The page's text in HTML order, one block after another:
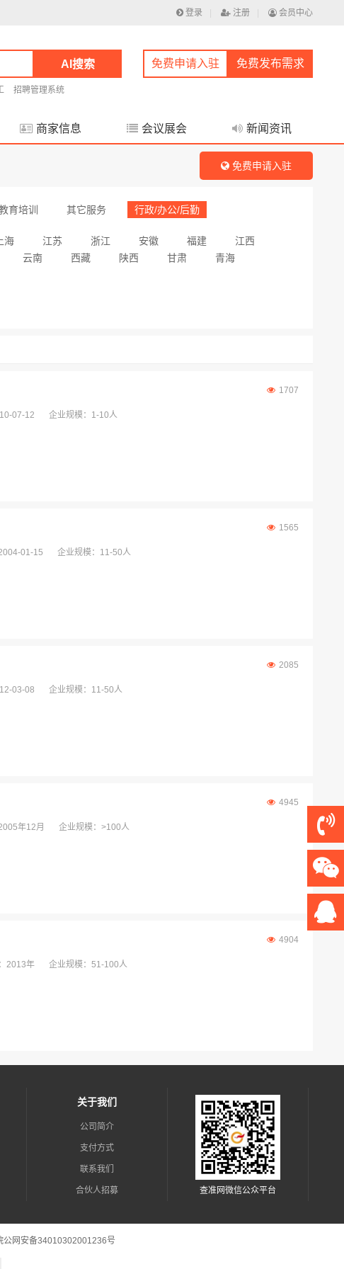
登录 注册 会员中心
AI搜索
招聘管理系统
免费申请入驻 免费发布需求
商家信息 会议展会 新闻资讯
免费申请入驻
育培训 其它服务 行政/办公/后勤
上海 江苏 浙江 安徽 福建
江西
云南 西藏 陕西 甘肃
青海
07-12 企业规模：1-10人
1707
01-15 企业规模：11-50人
1565
03-08 企业规模：11-50人
2085
年12月 企业规模：>100人
4945
2013年 企业规模：51-100人
4904
关于我们
公司简介
支付方式
联系我们
合伙人招募 查准网微信公众平台
公网安备34010302001236号